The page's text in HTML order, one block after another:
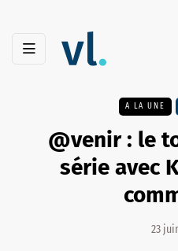
A LA UNE
@venir : le
série avec
23